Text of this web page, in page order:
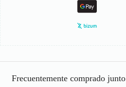
Frecuentemente comprado junto